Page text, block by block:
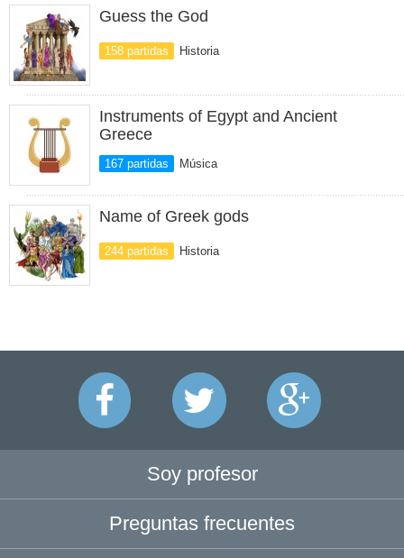
Guess the God
158 partidas Historia
Instruments of Egypt and Ancient
Greece
167 partidas Música
Name of Greek gods
244 partidas Historia
Soy profesor
Preguntas frecuentes